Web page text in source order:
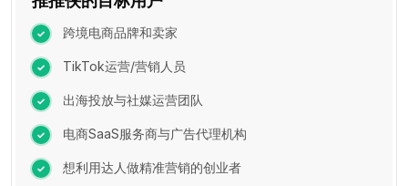
跨境电商品牌和卖家
TikTok运营/营销人员
出海投放与社媒运营团队
电商SaaS服务商与广告代理机构
想利用达人做精准营销的创业者